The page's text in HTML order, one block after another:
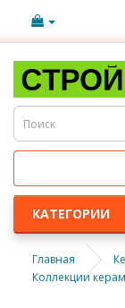
КАТЕГОРИИ
Главная
Коллекции